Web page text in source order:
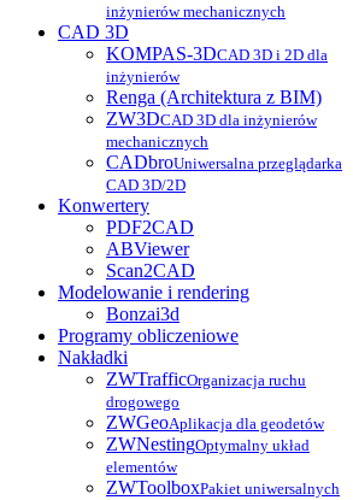
inżynierów mechanicznych
CAD 3D
KOMPAS-3DCAD 3D i 2D dla
inżynierów
Renga (Architektura z BIM)
ZW3DCAD 3D dla inżynierów
mechanicznych
CADbroUniwersalna przeglądarka
CAD 3D/2D
Konwertery
PDF2CAD
ABViewer
Scan2CAD
Modelowanie i rendering
Bonzai3d
Programy obliczeniowe
Nakładki
ZWTrafficOrganizacja ruchu
drogowego
ZWGeoAplikacja dla geodetów
ZWNestingOptymalny układ
elementów
ZWToolboxPakiet uniwersalnych